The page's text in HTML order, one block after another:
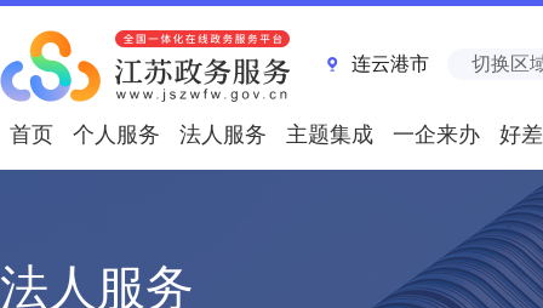
连云港市 切换区
首页 个人服务 法人服务 主题集成 一企来办 好
法人服务